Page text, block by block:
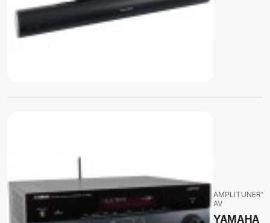
AMPLITUNERY
AV
YAMAHA